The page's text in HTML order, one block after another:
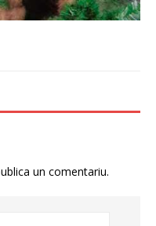
un comentariu.